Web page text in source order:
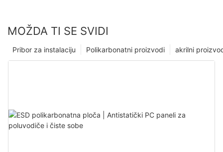
MOŽDA TI SE SVIDI
akrilni
Polikarbonatni proizvodi
Pribor za instalaciju